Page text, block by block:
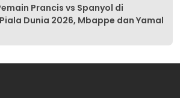
Prancis vs Spanyol di
Dunia 2026, Mbappe dan Yamal